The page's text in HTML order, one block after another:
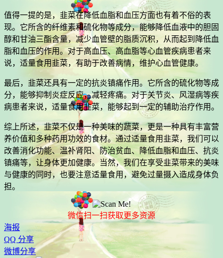
值得一提的是，韭菜在降低血脂和血压方面也有着不俗的表
现。它所含的纤维素和硫化物等成分，能够降低血液中的胆固
醇和甘油三酯含量，减少血管壁的脂质沉积，从而起到降低血
脂和血压的作用。对于高血压、高血脂等心血管疾病患者来
说，适量食用韭菜，有助于改善病情，维护心血管健康。
最后，韭菜还具有一定的抗炎镇痛作用。它所含的硫化物等成
分，能够抑制炎症反应，减轻疼痛。对于关节炎、风湿病等疾
病患者来说，适量食用韭菜，能够起到一定的辅助治疗作用。
综上所述，韭菜不仅是一种美味的蔬菜，更是一种具有丰富营
养价值和多种药用功效的食材。通过适量食用韭菜，我们可以
改善消化功能、温补肾阳、防治贫血、降低血脂和血压、抗炎
镇痛等，让身体更加健康。当然，我们在享受韭菜带来的美味
与健康的同时，也要注意适量食用，避免过量摄入造成身体负
担。
微信扫一扫获取更多资源
海报
QQ 分享
微博分享